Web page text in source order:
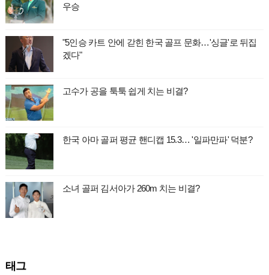
우승
"5인승 카트 안에 갇힌 한국 골프 문화…'싱글'로 뒤집
겠다"
고수가 공을 툭툭 쉽게 치는 비결?
한국 아마 골퍼 평균 핸디캡 15.3… '일파만파' 덕분?
소녀 골퍼 김서아가 260m 치는 비결?
태그